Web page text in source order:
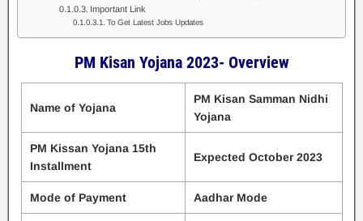
Important Link
To Get Latest Jobs Updates
PM Kisan Yojana 2023- Overview
Name of Yojana
PM Kisan Samman Nidhi
Yojana
PM Kissan Yojana 15th
Installment
Expected October 2023
Mode of Payment Aadhar Mode